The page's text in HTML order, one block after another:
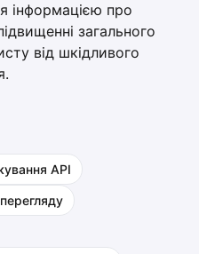
інформацією про
загального
від шкідливого
API